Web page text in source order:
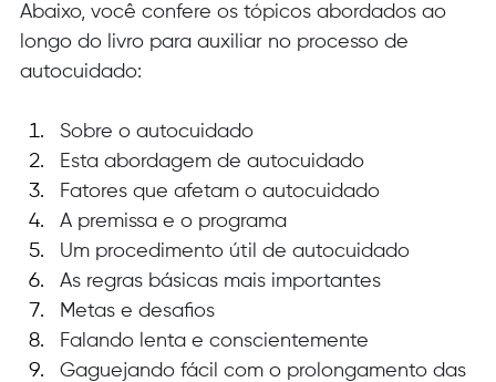
Abaixo, você confere os tópicos abordados ao
longo do livro para auxiliar no processo de
autocuidado:
Sobre o autocuidado
Esta abordagem de autocuidado
Fatores que afetam o autocuidado
A premissa e o programa
Um procedimento útil de autocuidado
As regras básicas mais importantes
Metas e desafios
Falando lenta e conscientemente
Gaguejando fácil com o prolongamento das